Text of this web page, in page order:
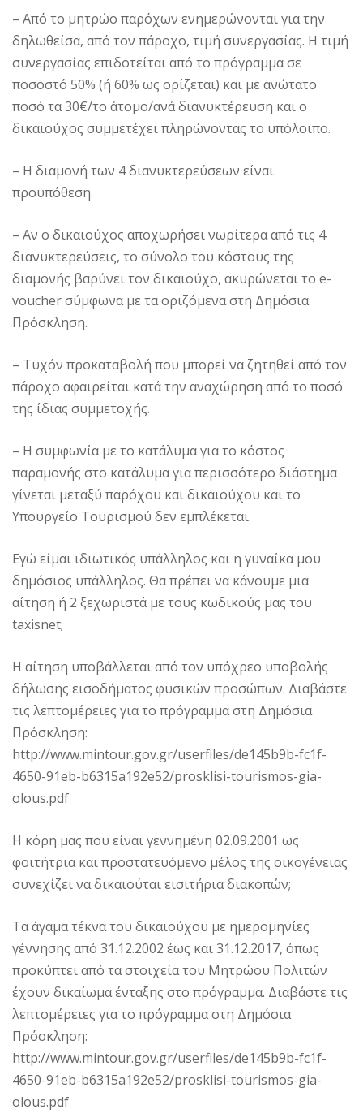
– Από το μητρώο παρόχων ενημερώνονται για την
δηλωθείσα, από τον πάροχο, τιμή συνεργασίας. Η τιμή
συνεργασίας επιδοτείται από το πρόγραμμα σε
ποσοστό 50% (ή 60% ως ορίζεται) και με ανώτατο
ποσό τα 30€/το άτομο/ανά διανυκτέρευση και ο
δικαιούχος συμμετέχει πληρώνοντας το υπόλοιπο.
– Η διαμονή των 4 διανυκτερεύσεων είναι
προϋπόθεση.
– Αν ο δικαιούχος αποχωρήσει νωρίτερα από τις 4
διανυκτερεύσεις, το σύνολο του κόστους της
διαμονής βαρύνει τον δικαιούχο, ακυρώνεται το e-
voucher σύμφωνα με τα οριζόμενα στη Δημόσια
Πρόσκληση.
– Τυχόν προκαταβολή που μπορεί να ζητηθεί από τον
πάροχο αφαιρείται κατά την αναχώρηση από το ποσό
της ίδιας συμμετοχής.
– Η συμφωνία με το κατάλυμα για το κόστος
παραμονής στο κατάλυμα για περισσότερο διάστημα
γίνεται μεταξύ παρόχου και δικαιούχου και το
Υπουργείο Τουρισμού δεν εμπλέκεται.
Εγώ είμαι ιδιωτικός υπάλληλος και η γυναίκα μου
δημόσιος υπάλληλος. Θα πρέπει να κάνουμε μια
αίτηση ή 2 ξεχωριστά με τους κωδικούς μας του
taxisnet;
Η αίτηση υποβάλλεται από τον υπόχρεο υποβολής
δήλωσης εισοδήματος φυσικών προσώπων. Διαβάστε
τις λεπτομέρειες για το πρόγραμμα στη Δημόσια
Πρόσκληση:
http://www.mintour.gov.gr/userfiles/de145b9b-fc1f-
4650-91eb-b6315a192e52/prosklisi-tourismos-gia-
olous.pdf
Η κόρη μας που είναι γεννημένη 02.09.2001 ως
φοιτήτρια και προστατευόμενο μέλος της οικογένειας
συνεχίζει να δικαιούται εισιτήρια διακοπών;
Τα άγαμα τέκνα του δικαιούχου με ημερομηνίες
γέννησης από 31.12.2002 έως και 31.12.2017, όπως
προκύπτει από τα στοιχεία του Μητρώου Πολιτών
έχουν δικαίωμα ένταξης στο πρόγραμμα. Διαβάστε τις
λεπτομέρειες για το πρόγραμμα στη Δημόσια
Πρόσκληση:
http://www.mintour.gov.gr/userfiles/de145b9b-fc1f-
4650-91eb-b6315a192e52/prosklisi-tourismos-gia-
olous.pdf